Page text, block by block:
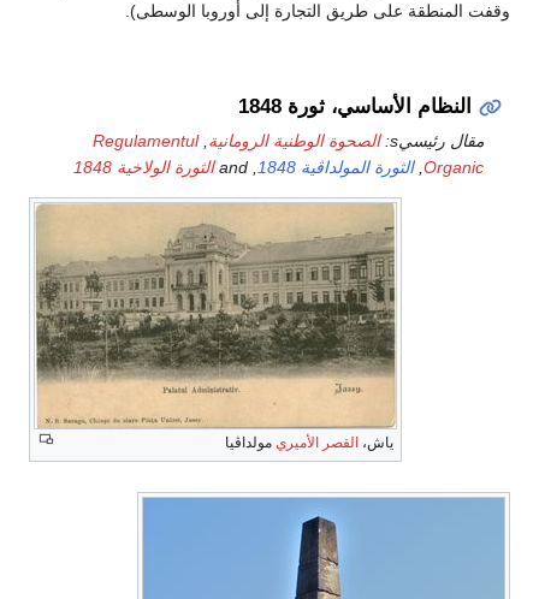
وقفت المنطقة على طريق التجارة إلى أوروبا الوسطى).
النظام الأساسي، ثورة 1848
مقال رئيسيs: الصحوة الوطنية الرومانية ,
Regulamentul
Organic
,الثورة المولداڤية 1848 , and الثورة الولاخية 1848
ياش، القصر الأميري مولداڤيا